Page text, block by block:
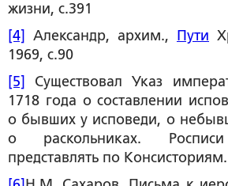
жизни, с.391
[4]
Александр, архим., Пути
1969, с.90
[5]
Существовал Указ
1718 года о составлении
о бывших у исповеди, о
о раскольниках. Росписи
представлять по Консисториям.